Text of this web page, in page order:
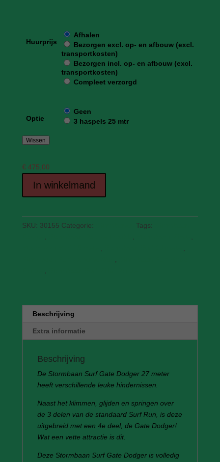
Huurprijs
Afhalen
Bezorgen excl. op- en afbouw (excl.
transportkosten)
Bezorgen incl. op- en afbouw (excl.
transportkosten)
Compleet verzorgd
Optie
Geen
3 haspels 25 mtr
Wissen
€ 475,00
In winkelmand
SKU: 30155 Categorie: Tags:
, ,
,
,
,
,
,
Beschrijving
Extra informatie
Beschrijving
De Stormbaan Surf Gate Dodger 27 meter
heeft verschillende leuke hindernissen.
Naast het klimmen, glijden en springen over
de 3 delen van de standaard Surf Run, is deze
uitgebreid met een 4e deel, de Gate Dodger!
Wat een vette attractie is dit.
Deze Stormbaan Surf Gate Dodger is volledig